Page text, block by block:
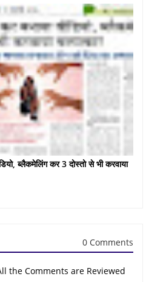
ब्लैकमेलिंग कर 3 दोस्तो से भी करवाया
0 Comments
the Comments are Reviewed